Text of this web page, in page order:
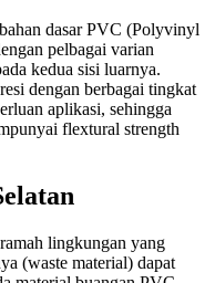
dasar PVC (Polyvinyl
pelbagai varian
kedua sisi luarnya.
dengan berbagai tingkat
aplikasi, sehingga
flextural strength
lingkungan yang
(waste material) dapat